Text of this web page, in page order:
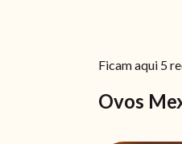
Ficam aqui 5
Ovos